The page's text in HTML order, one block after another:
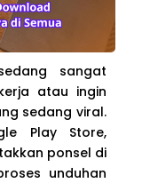
sangat
atau ingin
sedang viral.
Play Store,
ponsel di
unduhan